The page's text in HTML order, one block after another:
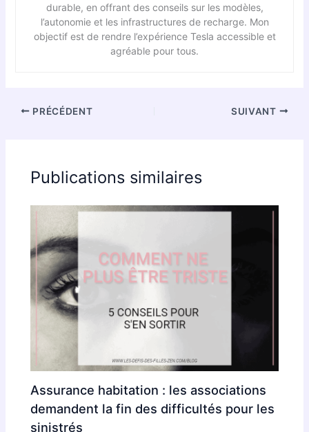
durable, en offrant des conseils sur les modèles,
l’autonomie et les infrastructures de recharge. Mon
objectif est de rendre l’expérience Tesla accessible et
agréable pour tous.
PRÉCÉDENT SUIVANT
Publications similaires
Assurance habitation : les associations
demandent la fin des difficultés pour les
sinistrés